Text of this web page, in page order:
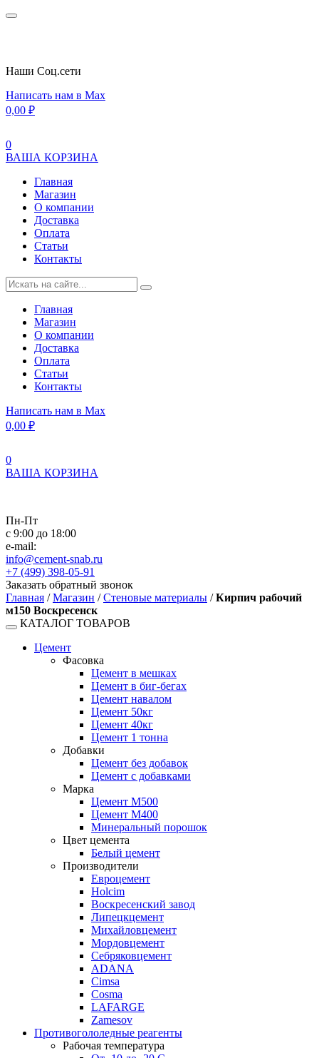
Наши Cоц.сети
Написать нам в Max
0,00 ₽
0
ВАША КОРЗИНА
Главная
Магазин
О компании
Доставка
Оплата
Статьи
Контакты
Главная
Магазин
О компании
Доставка
Оплата
Статьи
Контакты
Написать нам в Max
0,00 ₽
0
ВАША КОРЗИНА
Пн-Пт
с 9:00 до 18:00
e-mail:
info@cement-snab.ru
+7 (499) 398-05-91
Заказать обратный звонок
Главная /Магазин /Стеновые материалы /Кирпич рабочий
м150 Воскресенск
КАТАЛОГ ТОВАРОВ
Цемент
Фасовка
Цемент в мешках
Цемент в биг-бегах
Цемент навалом
Цемент 50кг
Цемент 40кг
Цемент 1 тонна
Добавки
Цемент без добавок
Цемент с добавками
Марка
Цемент М500
Цемент М400
Минеральный порошок
Цвет цемента
Белый цемент
Производители
Евроцемент
Holcim
Воскресенский завод
Липецкцемент
Михайловцемент
Мордовцемент
Себряковцемент
ADANA
Cimsa
Cosma
LAFARGE
Zamesov
Противогололедные реагенты
Рабочая температура